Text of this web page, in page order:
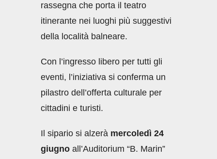
rassegna che porta il teatro
itinerante nei luoghi più suggestivi
della località balneare.
Con l’ingresso libero per tutti gli
eventi, l’iniziativa si conferma un
pilastro dell’offerta culturale per
cittadini e turisti.
Il sipario si alzerà mercoledì 24
giugno all’Auditorium “B. Marin”